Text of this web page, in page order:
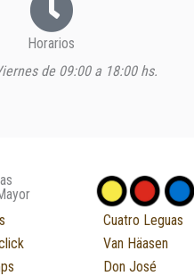
Horarios
de 09:00 a 18:00 hs.
Cuatro Leguas
Van Häasen
Don José